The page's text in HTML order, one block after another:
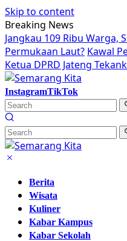
Skip to content
Breaking News
Jangkau 109 Ribu
Permukaan Laut? Kawal
Ketua DPRD Jateng
InstagramTikTok
Berita
Wisata
Kuliner
Kabar Kampus
Kabar Sekolah